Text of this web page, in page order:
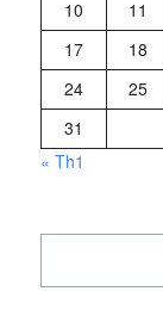
10
11
17
18
24
25
31
« Th1
cho: